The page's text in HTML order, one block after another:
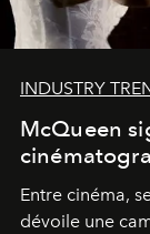
INDUSTRY
McQueen
Entre cinéma,
dévoile une